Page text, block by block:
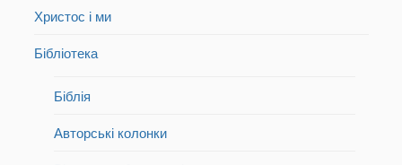
Христос і ми
Бібліотека
Біблія
Авторські колонки